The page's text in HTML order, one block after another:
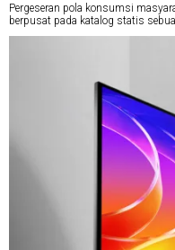
Pergeseran pola konsumsi
berpusat pada katalog statis